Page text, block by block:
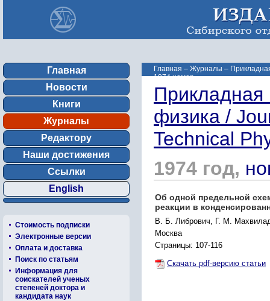
Главная
Новости
Книги
Журналы
Редактору
Наши достижения
Ссылки
English
Стоимость подписки
Электронные версии
Оплата и доставка
Поиск по статьям
Информация для
соискателей ученых
степеней доктора и
кандидата наук
Главная – Журналы –
1974 номер ...
Прикладная
физика /
Technical
1974 год,
Об одной предельной
реакции в
B. Б. Либрович, Г. М.
Москва
Страницы: 107-116
Скачать pdf-версию статьи